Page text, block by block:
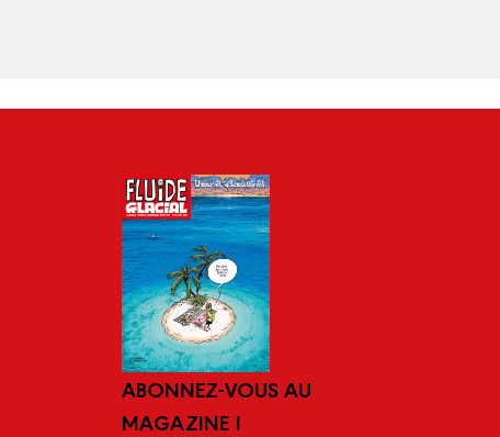
ABONNEZ-VOUS AU
MAGAZINE !